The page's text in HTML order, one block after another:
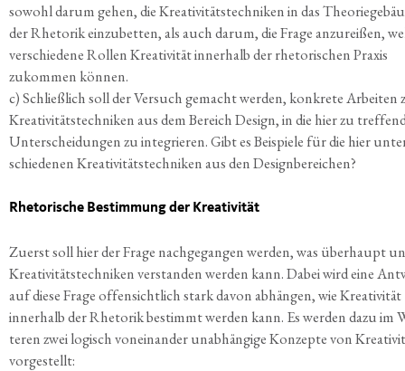
sowohl dar­um gehen, die Krea­ti­vi­täts­tech­ni­ken in das
der Rhe­to­rik ein­zu­bet­ten, als auch dar­um, die Fra­ge anzu­rei­ßen,
ver­schie­de­ne Rol­len Krea­ti­vi­tät inner­halb der rhe­to­ri­schen Pra­xis
zukom­men können.
c) Schließ­lich soll der Ver­such gemacht wer­den, kon­kre­te Arbei­ten
Krea­ti­vi­täts­tech­ni­ken aus dem Bereich Design, in die hier zu
Unter­schei­dun­gen zu inte­grie­ren. Gibt es Bei­spie­le für die hier
schie­de­nen Krea­ti­vi­täts­tech­ni­ken aus den Designbereichen?
Rhe­to­ri­sche Bestim­mung der Kreativität
Zuerst soll hier der Fra­ge nach­ge­gan­gen wer­den, was über­haupt
Krea­ti­vi­täts­tech­ni­ken ver­stan­den wer­den kann. Dabei wird eine
auf die­se Fra­ge offen­sicht­lich stark davon abhän­gen, wie Krea­ti­vi­tät
inner­halb der Rhe­to­rik bestimmt wer­den kann. Es wer­den dazu im
te­ren zwei logisch von­ein­an­der unab­hän­gi­ge Kon­zep­te von
vorgestellt: